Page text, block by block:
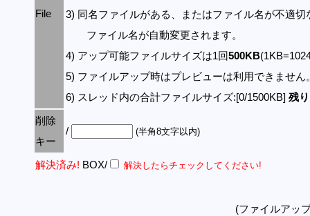
File
3) 同名ファイルがある、またはファイル名が不適切
ファイル名が自動変更されます。
4) アップ可能ファイルサイズは1回500KB
5) ファイルアップ時はプレビューは利用できません
6) スレッド内の合計ファイルサイズ:[0/1500KB] 残
削除
キー
/ (半角8文字以内)
解決済み! BOX/ 解決したらチェックしてください!
(ファイルアッ